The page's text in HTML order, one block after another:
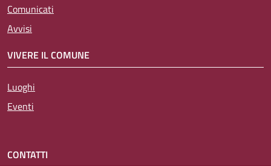
Comunicati
Avvisi
VIVERE IL COMUNE
Luoghi
Eventi
CONTATTI